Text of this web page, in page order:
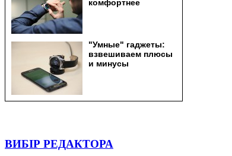
ВИБІР РЕДАКТОРА